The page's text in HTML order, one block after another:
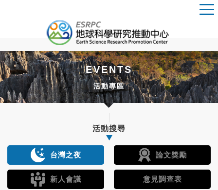
EVENTS
活動專區
活動搜尋
台灣之夜 論文獎勵
新人會議 意見調查表